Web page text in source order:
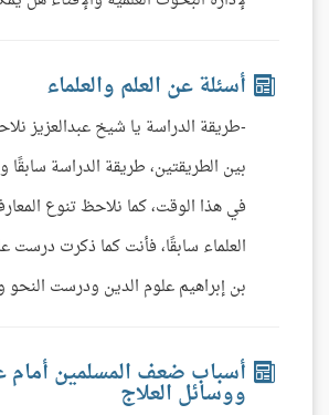
أسئلة عن العلم والعلماء
-طريقة الدراسة يا شيخ عبدالعزيز
بين الطريقتين، طريقة الدراسة سابقًا
في هذا الوقت، كما نلاحظ تنوع
العلماء سابقًا، فأنت كما ذكرت
بن إبراهيم علوم الدين ودرست النحو
أسباب ضعف المسلمين
ووسائل العلاج